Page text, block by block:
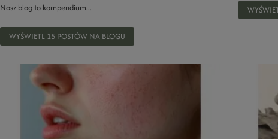
Nasz blog to kompendium...
WYŚWIETL 15 POSTÓW NA BLOGU